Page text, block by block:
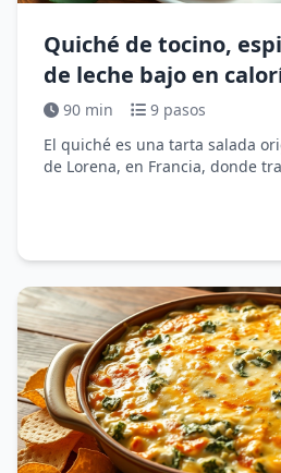
Quiché de tocino,
de leche bajo en
90 min
9 pasos
El quiché es una tarta salada
de Lorena, en Francia, donde